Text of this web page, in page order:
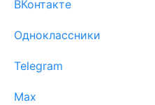
ВКонтакте
Одноклассники
Telegram
Max